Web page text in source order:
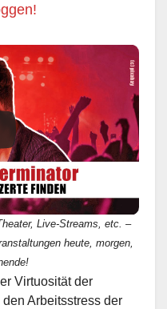
Live-Streams, etc. –
heute, morgen,
Virtuosität der
Arbeitsstress der